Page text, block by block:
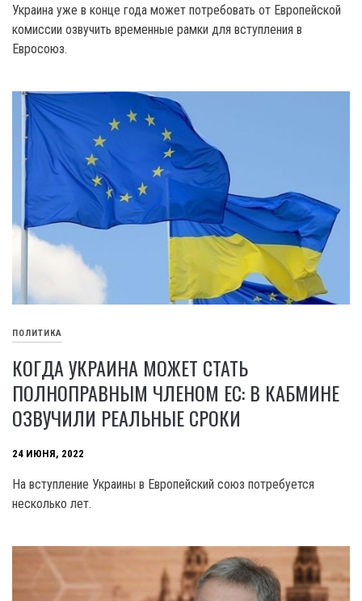
Украина уже в конце года может потребовать от Европейской
комиссии озвучить временные рамки для вступления в
Евросоюз.
ПОЛИТИКА
КОГДА УКРАИНА МОЖЕТ СТАТЬ
ПОЛНОПРАВНЫМ ЧЛЕНОМ ЕС: В КАБМИНЕ
ОЗВУЧИЛИ РЕАЛЬНЫЕ СРОКИ
24 ИЮНЯ, 2022
На вступление Украины в Европейский союз потребуется
несколько лет.